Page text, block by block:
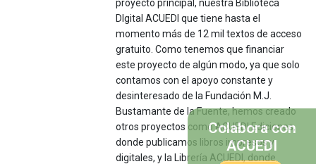
proyecto principal, nuestra Biblioteca
DIgital ACUEDI que tiene hasta el
momento más de 12 mil textos de acceso
gratuito. Como tenemos que financiar
este proyecto de algún modo, ya que solo
contamos con el apoyo constante y
desinteresado de la Fundación M.J.
Bustamante de la Fuente, hemos creado
otros proyectos como ACUEDI Ediciones,
donde publicamos libros impresos y
digitales, y la Librería ACUEDI, donde
Colabora con
ACUEDI